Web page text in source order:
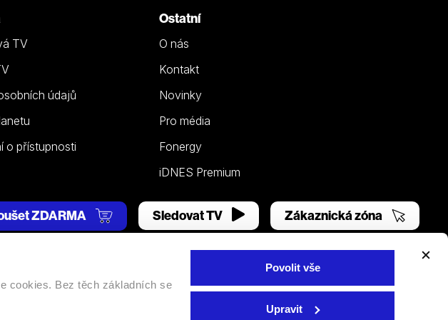
cookies. Bez těch základních se
Povolit vše
Upravit
TV
údajů
o přístupnosti
Ostatní
O nás
Kontakt
Novinky
Pro média
Fonergy
iDNES Premium
ZDARMA Sledovat TV Zákaznická zóna
cookies